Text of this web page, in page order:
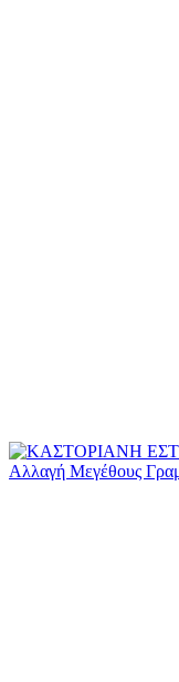
Αλλαγή Μεγέθους